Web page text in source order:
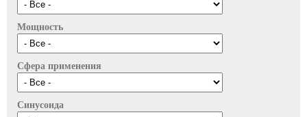
Мощность
Сфера применения
Синусоида